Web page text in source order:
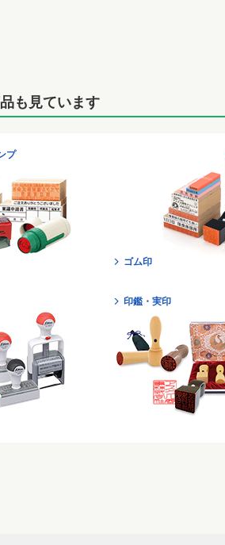
も見ています
プ
ゴム印
印鑑・実印